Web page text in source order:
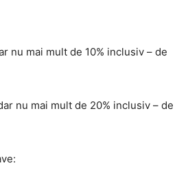
nu mai mult de 10% inclusiv – de
nu mai mult de 20% inclusiv – de